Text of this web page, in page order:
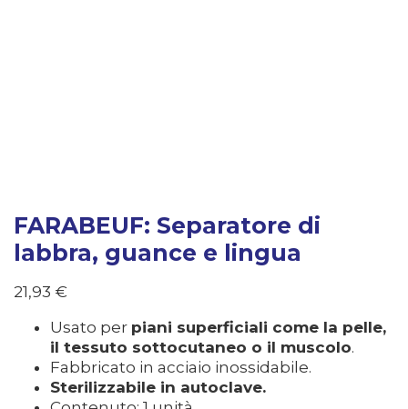
FARABEUF: Separatore di
labbra, guance e lingua
21,93 €
Usato per piani superficiali come la pelle,
il tessuto sottocutaneo o il muscolo.
Fabbricato in acciaio inossidabile.
Sterilizzabile in autoclave.